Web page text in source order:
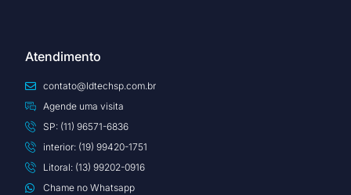
Atendimento
contato@ldtechsp.com.br
Agende uma visita
SP: (11) 96571-6836
interior: (19) 99420-1751
Litoral: (13) 99202-0916
Chame no Whatsapp